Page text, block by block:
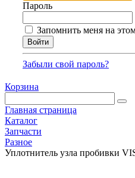
Пароль
Запомнить меня на
Забыли свой пароль?
Корзина
Главная страница
Каталог
Запчасти
Разное
Уплотнитель узла пробивки